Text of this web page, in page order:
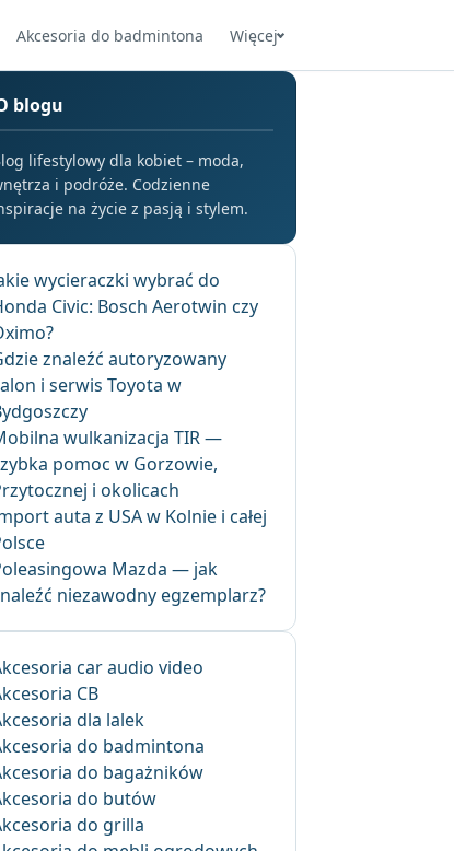
Akcesoria do badmintona Więcej
blogu
lifestylowy dla kobiet – moda,
i podróże. Codzienne
na życie z pasją i stylem.
wycieraczki wybrać do
Civic: Bosch Aerotwin czy
znaleźć autoryzowany
i serwis Toyota w
wulkanizacja TIR —
pomoc w Gorzowie,
i okolicach
auta z USA w Kolnie i całej
Mazda — jak
niezawodny egzemplarz?
car audio video
CB
dla lalek
do badmintona
do bagażników
do butów
do grilla